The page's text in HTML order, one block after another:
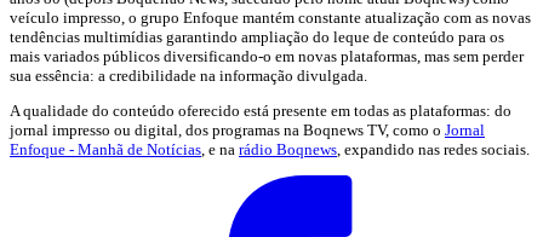
veículo impresso, o grupo Enfoque mantém constante atualização com as novas
tendências multimídias garantindo ampliação do leque de conteúdo para os
mais variados públicos diversificando-o em novas plataformas, mas sem perder
sua essência: a credibilidade na informação divulgada.
A qualidade do conteúdo oferecido está presente em todas as plataformas: do
jornal impresso ou digital, dos programas na Boqnews TV, como o Jornal
Enfoque - Manhã de Notícias, e na rádio Boqnews, expandido nas redes sociais.